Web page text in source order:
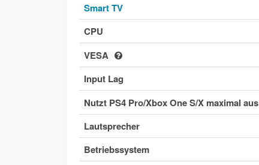
Smart TV
CPU
VESA
Input Lag
Nutzt PS4 Pro/Xbox One S/X maximal aus
Lautsprecher
Betriebssystem